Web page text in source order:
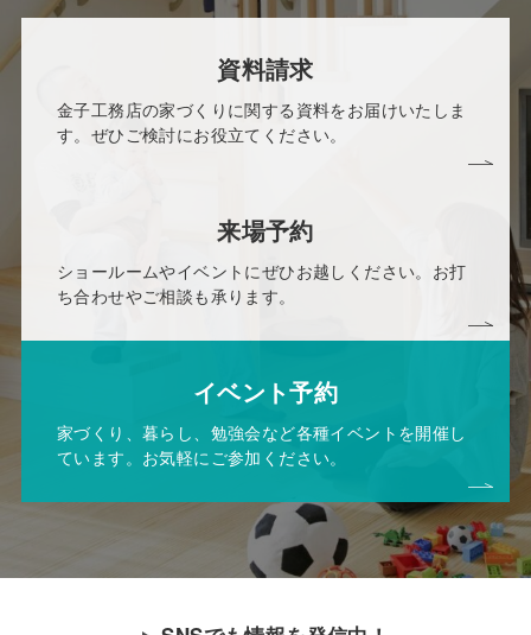
資料請求
金子工務店の家づくりに関する資料をお届けいたしま
す。ぜひご検討にお役立てください。
来場予約
ショールームやイベントにぜひお越しください。お打
ち合わせやご相談も承ります。
イベント予約
家づくり、暮らし、勉強会など各種イベントを開催し
ています。お気軽にご参加ください。